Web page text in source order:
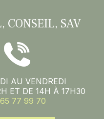
CONSEIL, SAV
AU VENDREDI
ET DE 14H À 17H30
77 99 70